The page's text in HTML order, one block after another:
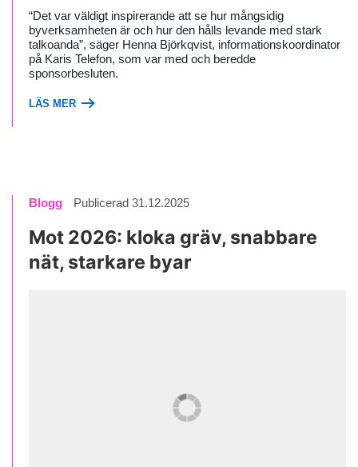
“Det var väldigt inspirerande att se hur mångsidig
byverksamheten är och hur den hålls levande med stark
talkoanda”, säger Henna Björkqvist, informationskoordinator
på Karis Telefon, som var med och beredde
sponsorbesluten.
LÄS MER
Blogg Publicerad 31.12.2025
Mot 2026: kloka gräv, snabbare
nät, starkare byar